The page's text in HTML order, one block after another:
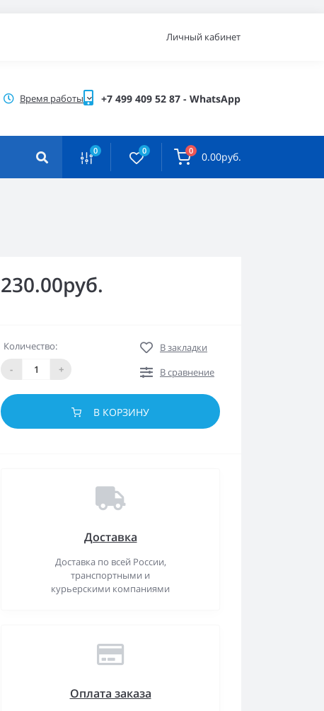
Личный кабинет
Время работы +7 499 409 52 87 - WhatsApp
0 0 0 0.00руб.
230.00руб.
Количество:
-
+
В закладки
В сравнение
В КОРЗИНУ
Доставка
Доставка по всей России,
транспортными и
курьерскими компаниями
Оплата заказа